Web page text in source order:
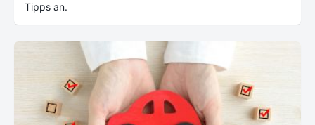
Tipps an.